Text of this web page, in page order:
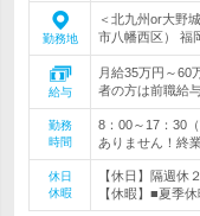
勤務地
＜北九州or大野
市八幡西区） 福
給与
月給35万円～60
者の方は前職給
勤務
時間
8：00～17：30
ありません！終
休日
休暇
【休日】隔週休
【休暇】■夏季